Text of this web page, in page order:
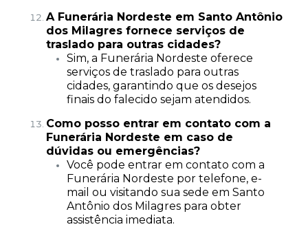
A Funerária Nordeste em Santo Antônio
dos Milagres fornece serviços de
traslado para outras cidades?
Sim, a Funerária Nordeste oferece
serviços de traslado para outras
cidades, garantindo que os desejos
finais do falecido sejam atendidos.
Como posso entrar em contato com a
Funerária Nordeste em caso de
dúvidas ou emergências?
Você pode entrar em contato com a
Funerária Nordeste por telefone, e-
mail ou visitando sua sede em Santo
Antônio dos Milagres para obter
assistência imediata.